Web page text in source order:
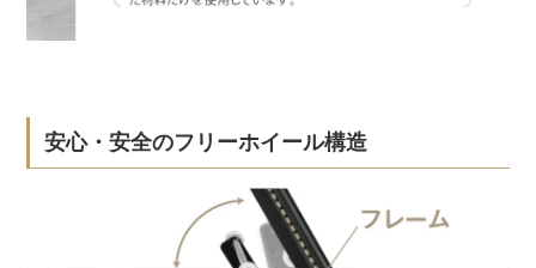
安心・安全のフリーホイール構造